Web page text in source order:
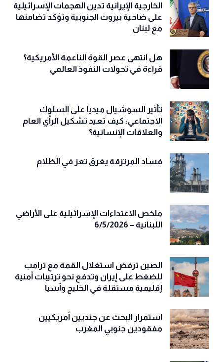
الخارجية الإيرانية تدين الهجمات الإسرائيلية
على ضاحية بيروت الجنوبية وتؤكد تضامنها
مع لبنان
هل انتهى عصر القوة الناعمة الأمريكية؟
قراءة في تحولات النفوذ العالمي
تأثير السوشيال ميديا على السلوك
الاجتماعي: كيف تعيد تشكيل الرأي العام
والعلاقات الإنسانية؟
فساد المرتزقة يغرق تعز في الظلام
ملخص الاعتداءات الإسرائيلية على الأراضي
اللبنانية – 6/5/2026
الصين ترفض استغلال القمة مع ترامب
للضغط على إيران وتدفع نحو ترتيبات أمنية
إقليمية مستقلة في الخليج وآسيا
استمرار البحث عن جنديين أمريكيين
مفقودين جنوبي المغرب